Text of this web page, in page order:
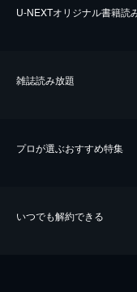
U-NEXTオリジナル書籍読
雑誌読み放題
プロが選ぶおすすめ特集
いつでも解約できる